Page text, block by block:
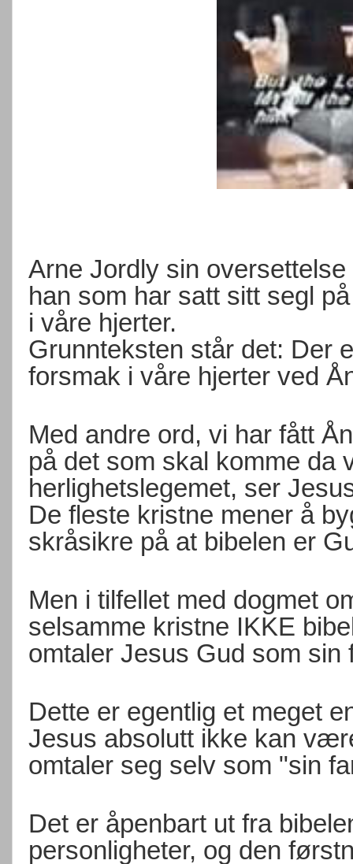
Arne Jordly sin
han som har satt sitt segl
i våre hjerter.
Grunnteksten står det: Der
forsmak i våre hjerter ved
Med andre ord, vi har fått
på det som skal komme da
herlighetslegemet, ser
De fleste kristne mener å
skråsikre på at bibelen er
Men i tilfellet med dogmet
selsamme kristne IKKE
omtaler Jesus Gud som sin
Dette er egentlig et meget
Jesus absolutt ikke kan
omtaler seg selv som "sin
Det er åpenbart ut fra
personligheter, og den